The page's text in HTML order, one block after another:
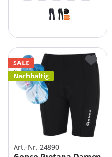
SALE
Nachhaltig
Art.-Nr. 24890